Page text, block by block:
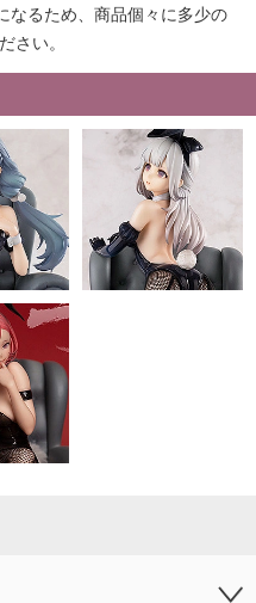
なるため、商品個々に多少の
さい。